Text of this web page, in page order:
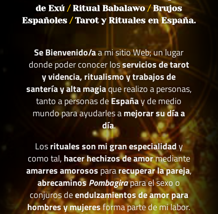
de Exú/Ritual Babalawo/Brujos
Españoles/Tarot y Rituales en España.
Se Bienvenido/aa mi sitio Web; un lugar
donde poder conocer losservicios de tarot
y videncia, ritualismo y trabajos de
santería y alta magiaque realizo a personas,
tanto a personas deEspañay de medio
mundo para ayudarles amejorar su día a
día.
Losrituales son mi gran especialidady
como tal, hacer hechizos de amormediante
amarres amorosospararecuperar la pareja,
abrecaminosPombagirapara el sexo o
conjuros deendulzamientos de amor para
hombres y mujeresforma parte de mi labor.